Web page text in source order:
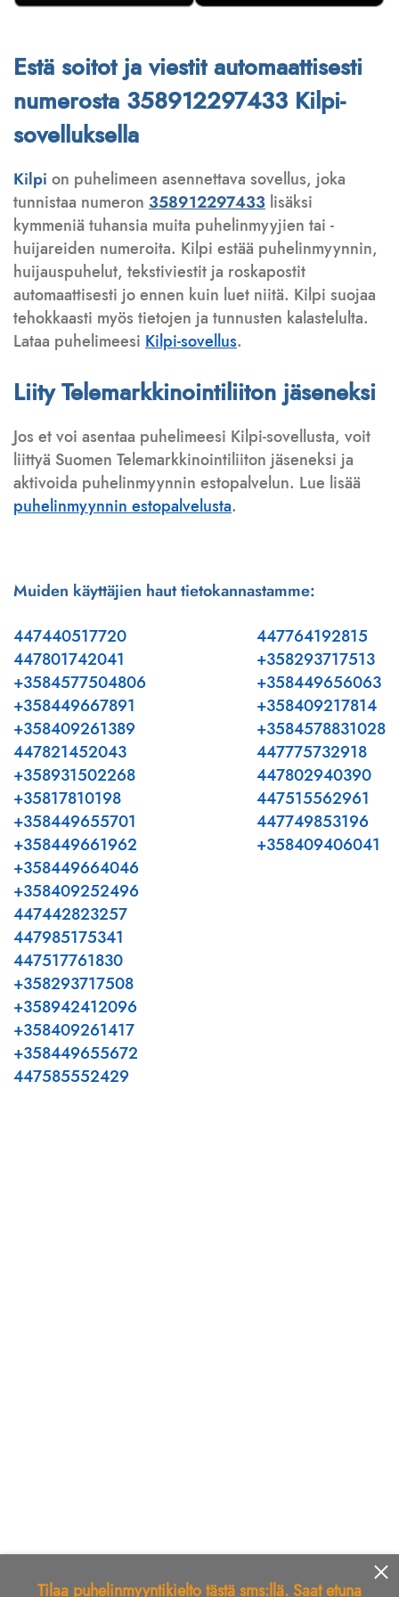
Estä soitot ja viestit automaattisesti
numerosta 358912297433 Kilpi-
sovelluksella
Kilpi on puhelimeen asennettava sovellus, joka
tunnistaa numeron 358912297433 lisäksi
kymmeniä tuhansia muita puhelinmyyjien tai -
huijareiden numeroita. Kilpi estää puhelinmyynnin,
huijauspuhelut, tekstiviestit ja roskapostit
automaattisesti jo ennen kuin luet niitä. Kilpi suojaa
tehokkaasti myös tietojen ja tunnusten kalastelulta.
Lataa puhelimeesi Kilpi-sovellus.
Liity Telemarkkinointiliiton jäseneksi
Jos et voi asentaa puhelimeesi Kilpi-sovellusta, voit
liittyä Suomen Telemarkkinointiliiton jäseneksi ja
aktivoida puhelinmyynnin estopalvelun. Lue lisää
puhelinmyynnin estopalvelusta.
Muiden käyttäjien haut tietokannastamme:
447440517720
447801742041
+3584577504806
+358449667891
+358409261389
447821452043
+358931502268
+35817810198
+358449655701
+358449661962
447764192815
+358293717513
+358449656063
+358409217814
+3584578831028
447775732918
447802940390
447515562961
447749853196
+358409406041
+358449664046
+358409252496
447442823257
447985175341
447517761830
+358293717508
+358942412096
+358409261417
+358449655672
447585552429
Tilaa puhelinmyyntikielto tästä sms:llä. Saat etuna